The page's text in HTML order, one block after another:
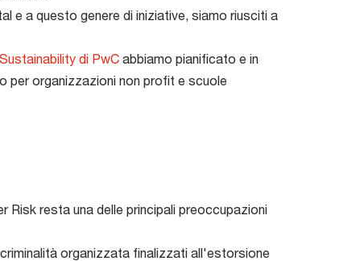
e a questo genere di iniziative, siamo riusciti a
di PwC abbiamo pianificato e in
per organizzazioni non profit e scuole
Risk resta una delle principali preoccupazioni
organizzata finalizzati all'estorsione